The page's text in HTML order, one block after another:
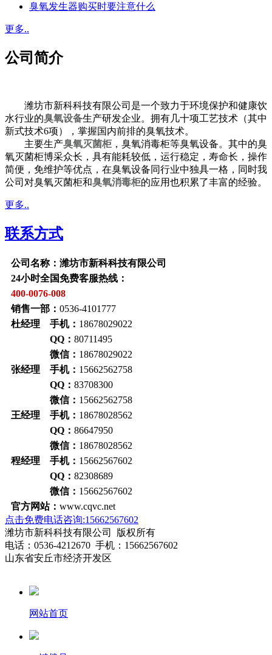
臭氧发生器购买时要注意什么
更多..
公司简介
潍坊市新科科技有限公司是一个致力于环境保护和健康饮
水行业的臭氧设备生产研发企业。拥有几十项工艺技术（其中
新式技术6项），掌握国内前排的臭氧技术。
主要生产臭氧灭菌柜，臭氧消毒柜等臭氧设备。其中的臭
氧灭菌柜博采众长，具有能耗较低，运行稳定，寿命长，操作
简便，免维护等优点，在臭氧设备同行业中独具一格，同时我
公司对臭氧灭菌柜和臭氧消毒柜的应用也积累了丰富的经验。
更多..
联系方式
公司名称：潍坊市新科科技有限公司
24小时全国免费客服热线：
400-0076-008
销售一部： 0536-4101777
杜经理 手机： 18678029022
QQ： 80711495
微信： 18678029022
张经理 手机： 15662562758
QQ： 83708300
微信： 15662562758
王经理 手机： 18678028562
QQ： 86647950
微信： 18678028562
程经理 手机： 15662567602
QQ： 82308689
微信： 15662567602
官方网站： www.cqvc.net
点击免费电话咨询:15662567602
潍坊市新科科技有限公司 版权所有
电话：0536-4212670 手机：15662567602
山东省安丘市经济开发区
网站首页